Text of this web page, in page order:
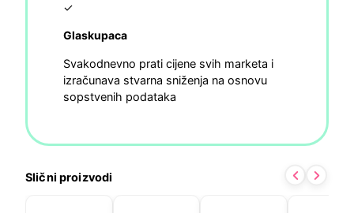
✓
Glaskupaca
Svakodnevno prati cijene svih marketa i
izračunava stvarna sniženja na osnovu
sopstvenih podataka
Slični proizvodi